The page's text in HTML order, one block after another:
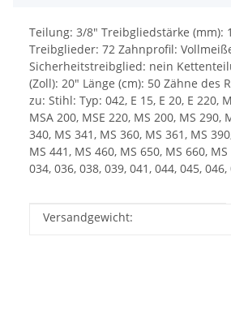
Teilung: 3/8" Treibgliedstärke (mm):
Treibglieder: 72 Zahnprofil:
Sicherheitstreibglied: nein
(Zoll): 20" Länge (cm): 50 Zähne des
zu: Stihl: Typ: 042, E 15, E 20, E 220,
MSA 200, MSE 220, MS 200, MS 290,
340, MS 341, MS 360, MS 361, MS
MS 441, MS 460, MS 650, MS 660,
034, 036, 038, 039, 041, 044, 045,
Produkteigenschaft
Wert
Versandgewicht: